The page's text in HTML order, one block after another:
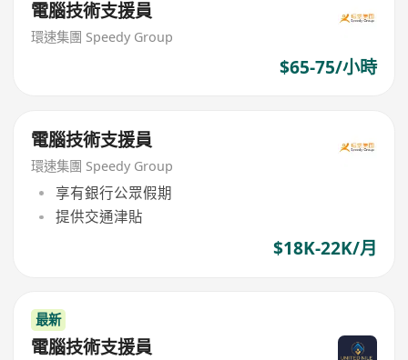
電腦技術支援員
環速集團 Speedy Group
$65-75/小時
電腦技術支援員
環速集團 Speedy Group
享有銀行公眾假期
提供交通津貼
$18K-22K/月
最新
電腦技術支援員